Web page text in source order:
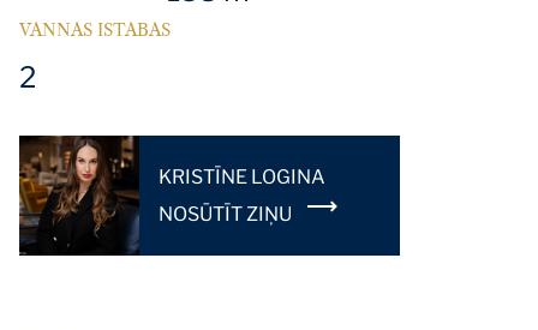
VANNAS ISTABAS
2
KRISTĪNE LOGINA
NOSŪTĪT ZIŅU